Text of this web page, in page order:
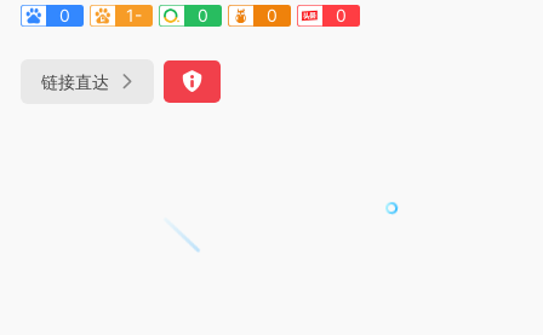
0
1- 0 0 0
链接直达